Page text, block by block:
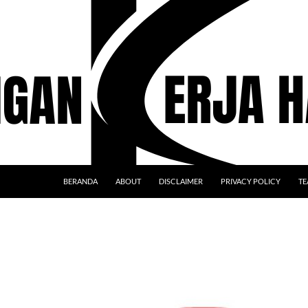
BERANDA ABOUT DISCLAIMER PRIVACY POLICY